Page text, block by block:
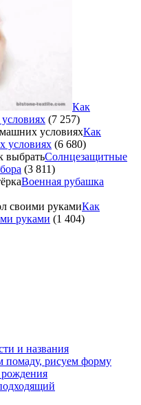
Как
(7 257)
Как
условиях (6 680)
Солнцезащитные
(3 811)
Военная рубашка
Как
руками (1 404)
и названия
помаду, рисуем форму